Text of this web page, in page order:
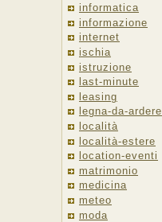
informatica
informazione
internet
ischia
istruzione
last-minute
leasing
legna-da-ardere
località
località-estere
location-eventi
matrimonio
medicina
meteo
moda